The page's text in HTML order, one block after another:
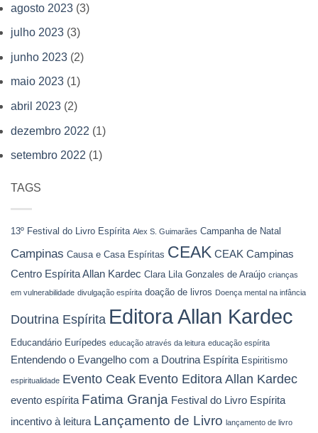
agosto 2023 (3)
julho 2023 (3)
junho 2023 (2)
maio 2023 (1)
abril 2023 (2)
dezembro 2022 (1)
setembro 2022 (1)
TAGS
13º Festival do Livro Espírita Alex S. Guimarães Campanha de Natal
Campinas Causa e Casa Espíritas CEAK CEAK Campinas
Centro Espírita Allan Kardec Clara Lila Gonzales de Araújo crianças
em vulnerabilidade divulgação espírita doação de livros Doença mental na infância
Doutrina Espírita Editora Allan Kardec
Educandário Eurípedes educação através da leitura educação espírita
Entendendo o Evangelho com a Doutrina Espírita Espiritismo
espiritualidade Evento Ceak Evento Editora Allan Kardec
evento espírita Fatima Granja Festival do Livro Espírita
incentivo à leitura Lançamento de Livro lançamento de livro